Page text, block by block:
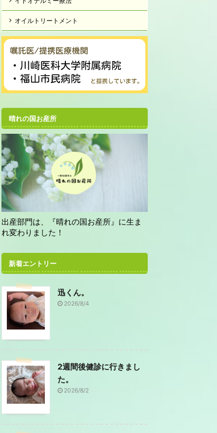
オイルトリートメント
晴れの国お産所
出産部門は、『晴れの国お産所』に生ま
れ変わりました！
新着エントリー
迅くん。
2026/8/4
2週間後健診に行きまし
た。
2026/8/2